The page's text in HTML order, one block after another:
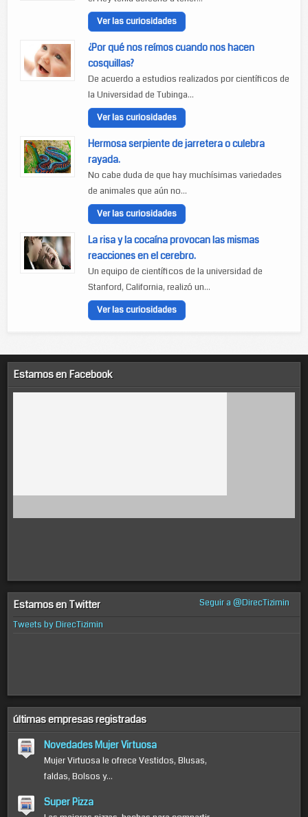
Ver las curiosidades
¿Por qué nos reímos cuando nos hacen
cosquillas?
De acuerdo a estudios realizados por científicos de
la Universidad de Tubinga...
Ver las curiosidades
Hermosa serpiente de jarretera o culebra
rayada.
No cabe duda de que hay muchísimas variedades
de animales que aún no...
Ver las curiosidades
La risa y la cocaína provocan las mismas
reacciones en el cerebro.
Un equipo de científicos de la universidad de
Stanford, California, realizó un...
Ver las curiosidades
Estamos en Facebook
Estamos en Twitter
Seguir a @DirecTizimin
Tweets by DirecTizimin
últimas empresas registradas
Novedades Mujer Virtuosa
Mujer Virtuosa le ofrece Vestidos, Blusas,
faldas, Bolsos y...
Super Pizza